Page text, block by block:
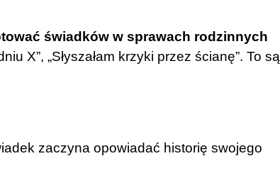
świadków w sprawach rodzinnych
X”, „Słyszałam krzyki przez ścianę”. To są
zaczyna opowiadać historię swojego